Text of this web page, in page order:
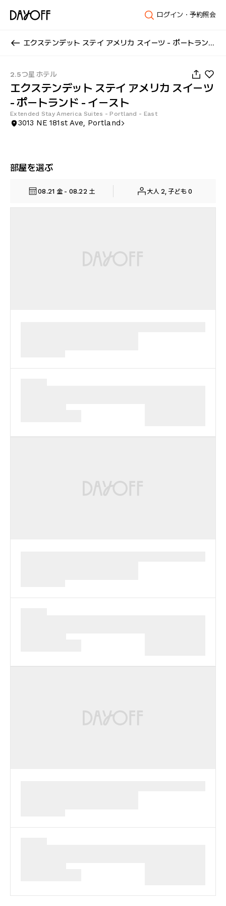
ログイン・予約照会
エクステンデット ステイ アメリカ スイーツ - ポートランド - イースト
2.5つ星 ホテル
エクステンデット ステイ アメリカ スイーツ
- ポートランド - イースト
Extended Stay America Suites - Portland - East
3013 NE 181st Ave, Portland
部屋を選ぶ
08.21 金 - 08.22 土 大人 2, 子ども 0